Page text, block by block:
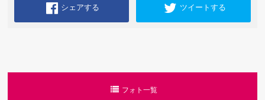
シェアする ツイートする
フォト一覧